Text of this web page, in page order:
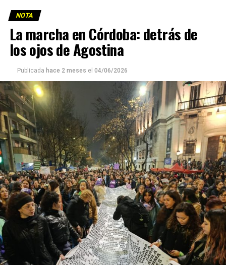
nariz fracturada; la otra, con lesiones en la mano. En
Palermo, un joven gay fue brutalmente golpeado y le
rompieron la mandíbula. En Neuquén, Azul Mía Natasha
Semeñenko fue asesinada, sin haber podido “ser Azul del
todo” porque no recibió su hormonización.
Ninguno de estos hechos violentos de 2025 fue
excepcional. El año pasado se registraron 227 crímenes
de odio contra personas lesbianas, gays, bisexuales,
trans (travestis, transexuales y transgéneros) y otras
identidades disidentes. Según el informe anual del
Observatorio Nacional de Crímenes de Odio LGBT+, fue
el año más violento desde la creación de este organismo,
con un crecimiento de más del 60% respecto de 2024,
cuando se habían registrado 140 casos. Se trata, dice el
relevamiento, de un aumento “abrupto, excepcional y
cualitativamente distinto a la progresión observada en
los años anteriores”.
La violencia por odio hacia el colectivo LGBT+ se
intensificó en un contexto de desmantelamiento de
políticas públicas, vaciamiento de organismos de
NOTA
La marcha en Córdoba: detrás de
los ojos de Agostina
Publicada hace 2 meses el 04/06/2026